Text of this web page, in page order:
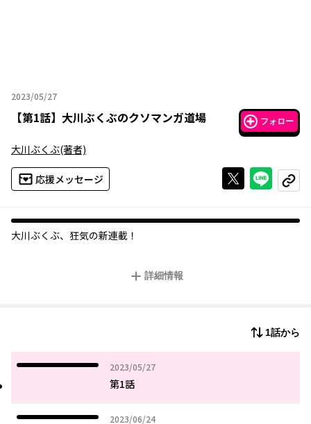
2023/05/27
2023年05月27日
【第1話】 大川ぶくぶのクソマンガ道場 フォロー
大川ぶくぶ(著者)
応援メッセージ Xで投稿する
ライン
コピー
大川ぶくぶ、狂気の新連載！
詳細情報
1話から
2023/05/27
2023年05月27日
第1話
2023/06/24
2023年06月24日